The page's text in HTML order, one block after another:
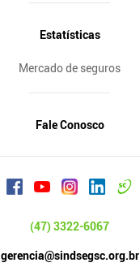
Estatísticas
Mercado de seguros
Fale Conosco
(47) 3322-6067
gerencia@sindsegsc.org.br